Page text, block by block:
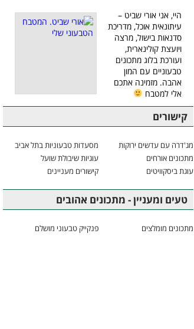
היי, אני אורי שביט –
עיתונאית אוכל, מדריכת
סדנאות בישול, מרצה
ויועצת קולינארית,
ועורכת בלוג מתכונים
טבעוניים עם המון
אהבה. מזמינה אתכם
אלי למטבח
קישורים
מג'דרה עם עדשים ירוקות
מסעדות טבעוניות בתל אביב
מתכונים אורחים
עוגיות שיבולת שועל
עוגת ביסקוויטים
קישורים מעניינים
טעים ומעניין - מתכונים אהובים
מתכונים מומלצים פנקייק טבעוני מושלם